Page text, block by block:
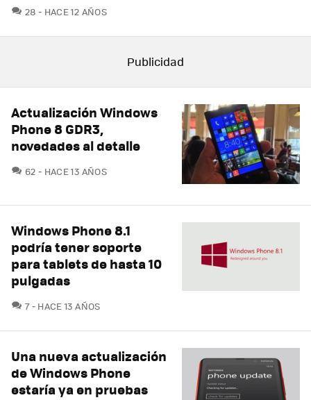
28 COMENTARIOS
HACE 12 AÑOS
Actualización Windows
Phone 8 GDR3,
novedades al detalle
62 COMENTARIOS
HACE 13 AÑOS
Windows Phone 8.1
podría tener soporte
para tablets de hasta 10
pulgadas
7COMENTARIOS
HACE 13 AÑOS
Una nueva actualización
de Windows Phone
estaría ya en pruebas